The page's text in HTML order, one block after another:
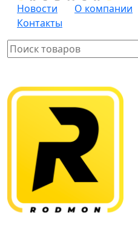
Новости
О компании
Контакты